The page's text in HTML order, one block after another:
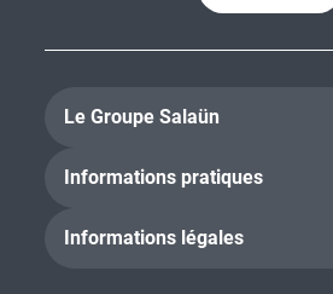
Le Groupe Salaün
Informations pratiques
Informations légales